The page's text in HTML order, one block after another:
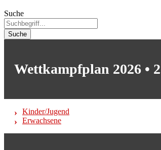
Suche
Suche
Wettkampfplan 2026 •
Kinder/Jugend
Erwachsene